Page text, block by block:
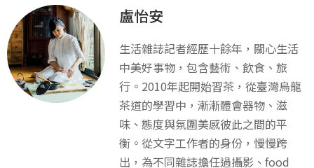
盧怡安
生活雜誌記者經歷十餘年，關心生活
中美好事物，包含藝術、飲食、旅
行。2010年起開始習茶，從臺灣烏龍
茶道的學習中，漸漸體會器物、滋
味、態度與氛圍美感彼此之間的平
衡。從文字工作者的身份，慢慢跨
出，為不同雜誌擔任過攝影、food